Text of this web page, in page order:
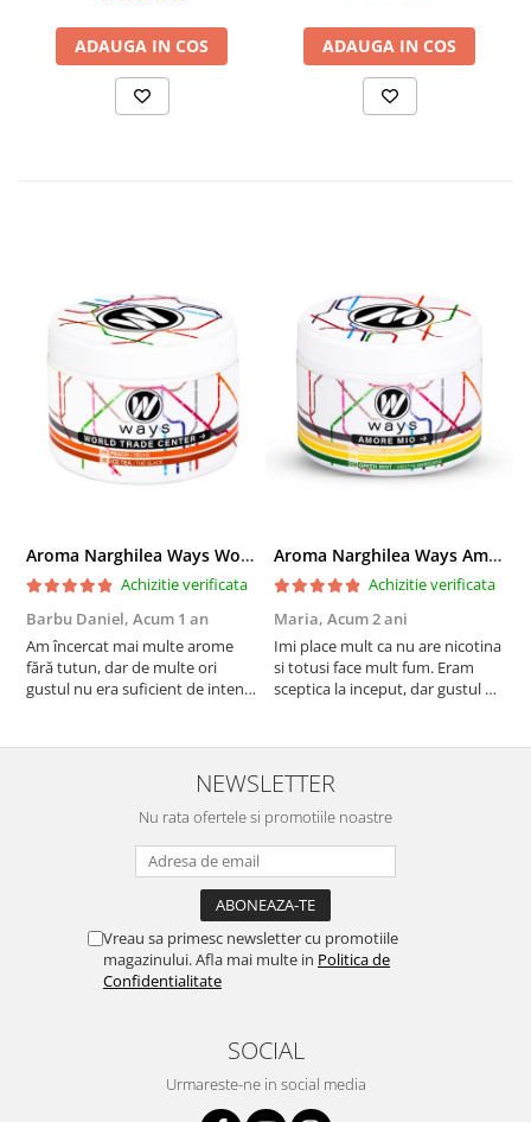
ADAUGA IN COS ADAUGA IN COS
Aroma Narghilea Ways World Trade Center - Piersica cu Ice Tea, 200gr
Achizitie verificata
Barbu Daniel, Acum 1 an
Am încercat mai multe arome
fără tutun, dar de multe ori
gustul nu era suficient de intens.
pe toată durata sesiunii. Chiar
dacă nu conține tutun, senzația
Aroma Narghilea Ways Amore - Banana, Ananas si Menta, 200gr
Achizitie verificata
Maria, Acum 2 ani
Imi place mult ca nu are nicotina
si totusi face mult fum. Eram
sceptica la inceput, dar gustul de
ramane miros neplacut in
camera de tutun sau tigara.
NEWSLETTER
Nu rata ofertele si promotiile noastre
Vreau sa primesc newsletter cu promotiile
magazinului. Afla mai multe in Politica de
Confidentialitate
SOCIAL
Urmareste-ne in social media